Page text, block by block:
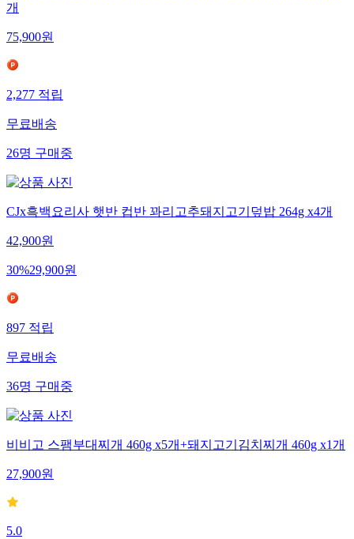
개
75,900원
2,277 적립
무료배송
26명 구매중
CJx흑백요리사 햇반 컵반 꽈리고추돼지고기덮밥 264g x4개
42,900원
30%29,900원
897 적립
무료배송
36명 구매중
비비고 스팸부대찌개 460g x5개+돼지고기김치찌개 460g x1개
27,900원
5.0